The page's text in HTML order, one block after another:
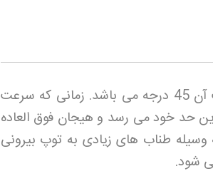
مسیر حرکت زورب بال در کیش حدود 150 متر است و شیب آن 45 درجه می باشد. زمانی که سرعت
حد خود می رسد و هیجان فوق العاده
وسیله طناب های زیادی به توپ بیرونی
شود.